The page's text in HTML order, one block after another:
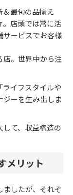
最旬の品揃え
。店頭では常に活
サービスでお客様
店。世界中から注
ライフスタイルや
ーを生み出しま
て、収益構造の
メリット
ましたが、それぞ